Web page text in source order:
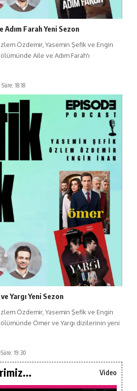
Adım Farah Yeni Sezon
Özdemir, Yasemin Şefik ve Engin
Aile ve Adım Farah'ı
Süre: 18:18
Yargı Yeni Sezon
Özdemir, Yasemin Şefik ve Engin
Ömer ve Yargı dizilerinin yeni
Süre: 19:30
Video